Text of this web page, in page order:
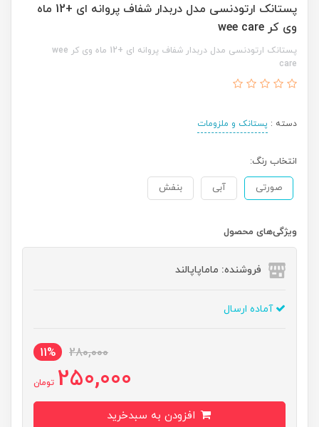
پستانک ارتودنسی مدل دربدار شفاف پروانه ای +12 ماه
وی کر wee care
پستانک ارتودنسی مدل دربدار شفاف پروانه ای +12 ماه وی کر wee
care
دسته : پستانک و ملزومات
انتخاب رنگ:
صورتی آبی بنفش
ویژگی‌های محصول
فروشنده: ماماپاپالند
آماده ارسال
280,000
11%
250,000 تومان